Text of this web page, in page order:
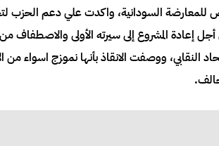
السودانية، واكدت علي دعم الحزب
إعادة المشروع إلى سيرته الأولى والاصطفاف
النقابي، ووصفت الانقاذ بأنها نموزج اسواء